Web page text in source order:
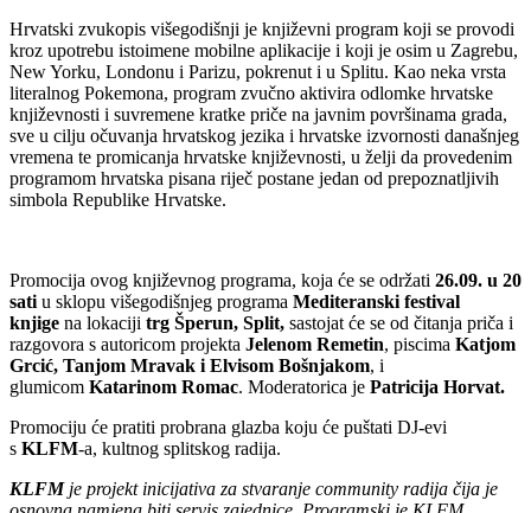
Hrvatski zvukopis višegodišnji je književni program koji se provodi
kroz upotrebu istoimene mobilne aplikacije i koji je osim u Zagrebu,
New Yorku, Londonu i Parizu, pokrenut i u Splitu. Kao neka vrsta
literalnog Pokemona, program zvučno aktivira odlomke hrvatske
književnosti i suvremene kratke priče na javnim površinama grada,
sve u cilju očuvanja hrvatskog jezika i hrvatske izvornosti današnjeg
vremena te promicanja hrvatske književnosti, u želji da provedenim
programom hrvatska pisana riječ postane jedan od prepoznatljivih
simbola Republike Hrvatske.
Promocija ovog književnog programa, koja će se održati 26.09. u 20
sati u sklopu višegodišnjeg programa Mediteranski festival
knjige na lokaciji trg Šperun, Split, sastojat će se od čitanja priča i
razgovora s autoricom projekta Jelenom Remetin, piscima Katjom
Grcić, Tanjom Mravak i Elvisom Bošnjakom, i
glumicom Katarinom Romac. Moderatorica je Patricija Horvat.
Promociju će pratiti probrana glazba koju će puštati DJ-evi
s KLFM-a, kultnog splitskog radija.
KLFMje projekt inicijativa za stvaranje community radija čija je